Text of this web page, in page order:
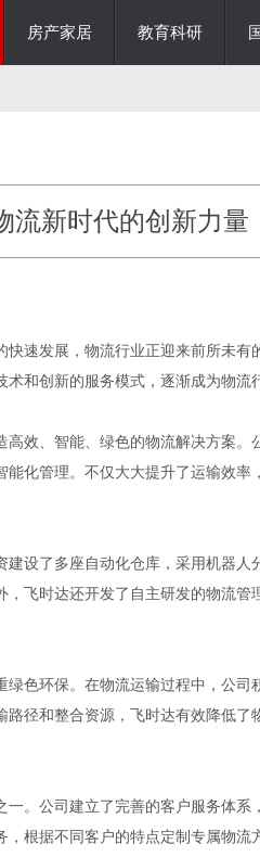
房产家居 教育科研
流新时代的创新力量
快速发展，物流行业正迎来前所未
和创新的服务模式，逐渐成为物流
效、智能、绿色的物流解决方案。
能化管理。不仅大大提升了运输效
建设了多座自动化仓库，采用机器
，飞时达还开发了自主研发的物流
绿色环保。在物流运输过程中，公
径和整合资源，飞时达有效降低了
一。公司建立了完善的客户服务体
根据不同客户的特点定制专属物流